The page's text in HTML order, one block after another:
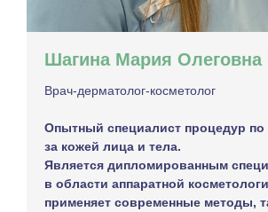
Шагина Мария Олеговна
Врач-дерматолог-косметолог
Опытный специалист процедур по
за кожей лица и тела.
Является дипломированным
в области аппаратной
применяет современные методы,